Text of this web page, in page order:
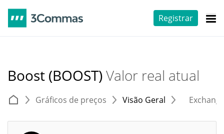
Registrar
Boost (BOOST)Valor real atual
Gráficos de preços Visão Geral